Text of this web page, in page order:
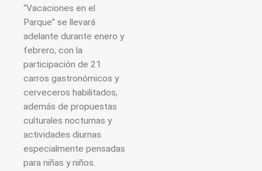
“Vacaciones en el
Parque” se llevará
adelante durante enero y
febrero, con la
participación de 21
carros gastronómicos y
cerveceros habilitados,
además de propuestas
culturales nocturnas y
actividades diurnas
especialmente pensadas
para niñas y niños.